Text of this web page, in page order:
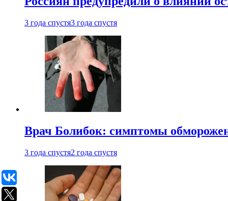
3 года спустя3 года спустя
Врач Болибок: симптомы
3 года спустя2 года спустя